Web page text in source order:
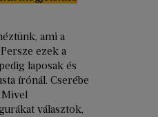
ami a
ezek a
laposak és
írónál. Cserébe
Mivel
választok,